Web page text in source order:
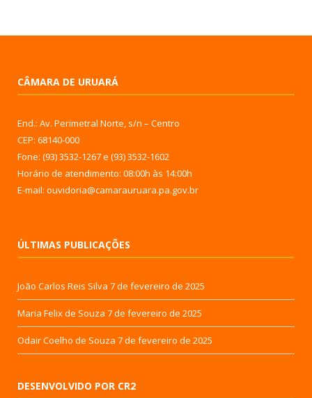
CÂMARA DE URUARÁ
End.: Av. Perimetral Norte, s/n – Centro
CEP: 68140-000
Fone: (93) 3532-1267 e (93) 3532-1602
Horário de atendimento: 08:00h às 14:00h
E-mail: ouvidoria@camarauruara.pa.gov.br
ÚLTIMAS PUBLICAÇÕES
João Carlos Reis Silva 7 de fevereiro de 2025
Maria Felix de Souza 7 de fevereiro de 2025
Odair Coelho de Souza 7 de fevereiro de 2025
DESENVOLVIDO POR CR2